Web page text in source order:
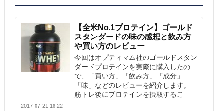
【全米No.1プロテイン】ゴールド
スタンダードの味の感想と飲み方
や買い方のレビュー
今回はオプティマム社のゴールドスタン
ダードプロテインを実際に購入したの
で、「買い方」「飲み方」「成分」
「味」などのレビューを紹介します。
筋トレ後にプロテインを摂取するこ
2017-07-21 18:22